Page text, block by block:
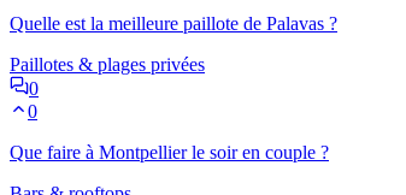
Quelle est la meilleure paillote de Palavas ?
Paillotes & plages privées
0
0
Que faire à Montpellier le soir en couple ?